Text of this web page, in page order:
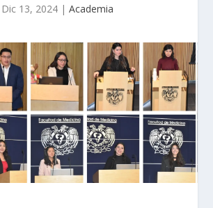
Dic 13, 2024| Academia